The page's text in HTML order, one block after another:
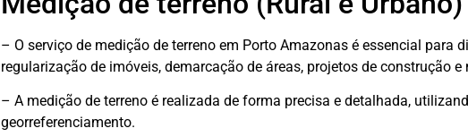
– O serviço de medição de terreno em Porto Amazonas é essencial para
regularização de imóveis, demarcação de áreas, projetos de construção
– A medição de terreno é realizada de forma precisa e detalhada,
georreferenciamento.